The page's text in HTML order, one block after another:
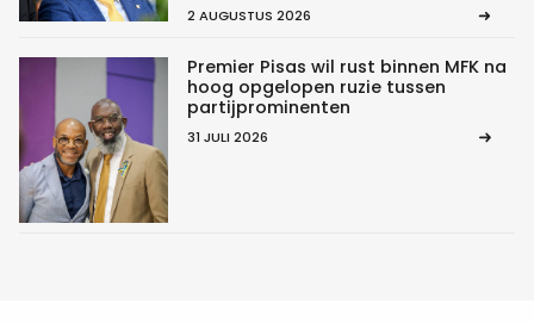
2 AUGUSTUS 2026
Premier Pisas wil rust binnen MFK na
hoog opgelopen ruzie tussen
partijprominenten
31 JULI 2026